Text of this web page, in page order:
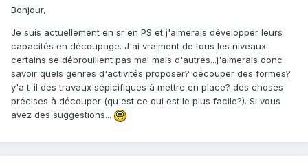
Bonjour,
Je suis actuellement en sr en PS et j'aimerais développer leurs
capacités en découpage. J'ai vraiment de tous les niveaux
certains se débrouillent pas mal mais d'autres...j'aimerais donc
savoir quels genres d'activités proposer? découper des formes?
y'a t-il des travaux sépicifiques à mettre en place? des choses
précises à découper (qu'est ce qui est le plus facile?). Si vous
avez des suggestions...